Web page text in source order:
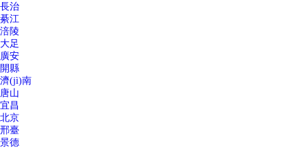
長治
綦江
涪陵
大足
廣安
開縣
濟(jì)南
唐山
宜昌
北京
邢臺
景德